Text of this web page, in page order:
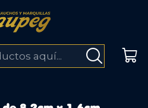
A TODO COLOMBIA
Kits escolares
delicadas con costurita